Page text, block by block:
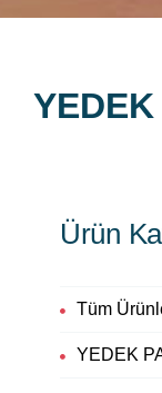
Ürün
Tüm
YEDEK